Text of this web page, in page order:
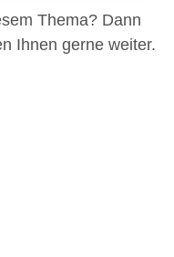
Thema? Dann
Ihnen gerne weiter.